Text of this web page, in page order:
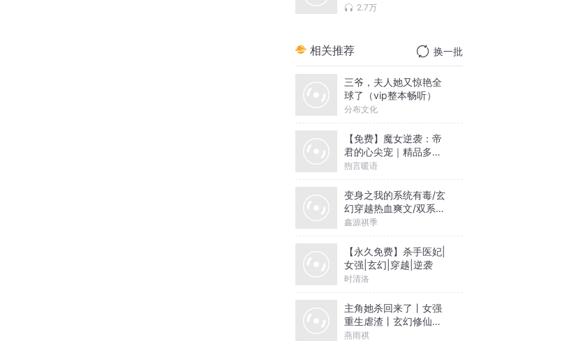
2.7万
相关推荐 换一批
三爷，夫人她又惊艳全
球了（vip整本畅听）
分布文化
【免费】魔女逆袭：帝
君的心尖宠｜精品多人
演播
煦言暖语
变身之我的系统有毒/玄
幻穿越热血爽文/双系统/
至尊女帝崛起/多人有声
鑫源祺季
【永久免费】杀手医妃|
女强|玄幻|穿越|逆袭
时清洛
主角她杀回来了丨女强
重生虐渣丨玄幻修仙爽
文
燕雨祺